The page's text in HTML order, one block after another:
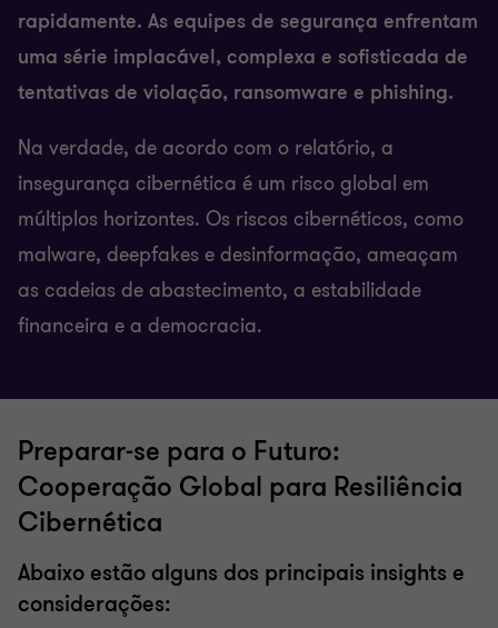
rapidamente. As equipes de segurança enfrentam
uma série implacável, complexa e sofisticada de
tentativas de violação, ransomware e phishing.
Na verdade, de acordo com o relatório, a
insegurança cibernética é um risco global em
múltiplos horizontes. Os riscos cibernéticos, como
malware, deepfakes e desinformação, ameaçam
as cadeias de abastecimento, a estabilidade
financeira e a democracia.
Preparar-se para o Futuro:
Cooperação Global para Resiliência
Cibernética
Abaixo estão alguns dos principais insights e
considerações: